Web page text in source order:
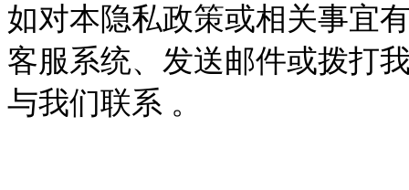
如对本隐私政策或相关事宜
客服系统、发送邮件或拨打
与我们联系 。